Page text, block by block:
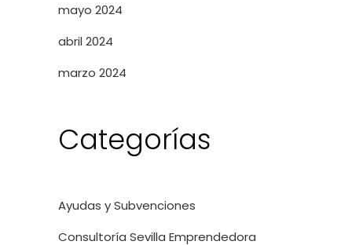
mayo 2024
abril 2024
marzo 2024
Categorías
Ayudas y Subvenciones
Consultoría Sevilla Emprendedora